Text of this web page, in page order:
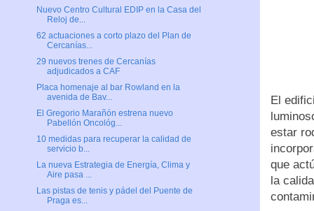
El
estar
que
la
Nuevo Centro Cultural EDIP en la Casa del
Reloj de...
62 actuaciones a corto plazo del Plan de
Cercanías...
29 nuevos trenes de Cercanías
adjudicados a CAF
Placa homenaje al bar Rowland en la
avenida de Bav...
El Gregorio Marañón estrena nuevo
Pabellón Oncológ...
10 medidas para recuperar la calidad de
servicio b...
La nueva Estrategia de Energía, Clima y
Aire pasa ...
Las pistas de tenis y pádel del Puente de
Praga es...